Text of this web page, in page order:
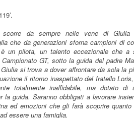
da sempre nelle vene di Giulia
che da generazioni sforna campioni di
un pilota, un talento eccezionale che a
GT, sotto la guida del padre
si trova a dover affrontare da sola la
il ritorno inaspettato del fratello
totalmente inaffidabile, ma dotato di
la guida. Saranno obbligati a lavorare
ed emozioni che gli farà scoprire
essere una famiglia.